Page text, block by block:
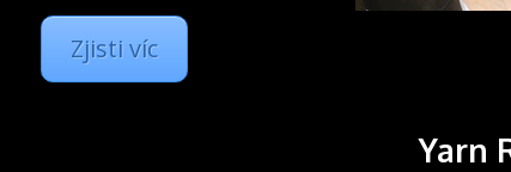
Zjisti víc
Yarn